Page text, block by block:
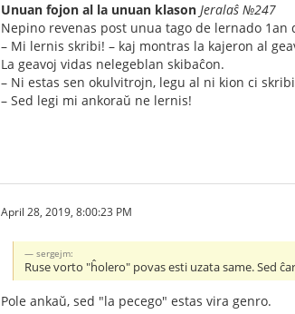
Unuan fojon al la unuan klason Jeralaŝ №247
Nepino revenas post unua tago de lernado
– Mi lernis skribi! – kaj montras la kajeron al
La geavoj vidas nelegeblan skibaĉon.
– Ni estas sen okulvitrojn, legu al ni kion ci
– Sed legi mi ankoraŭ ne lernis!
April 28, 2019, 8:00:23 PM
sergejm:
Ruse vorto "ĥolero" povas esti uzata same. Sed
Pole ankaŭ, sed "la pecego" estas vira genro.